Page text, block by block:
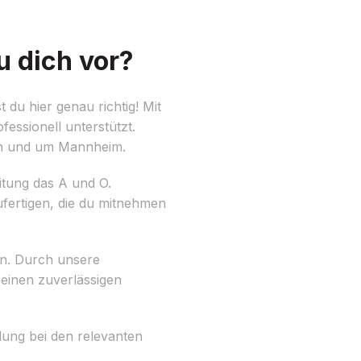
dich vor?
du hier genau richtig! Mit
unterstützt.
um Mannheim.
das A und O.
die du mitnehmen
Durch unsere
zuverlässigen
bei den relevanten